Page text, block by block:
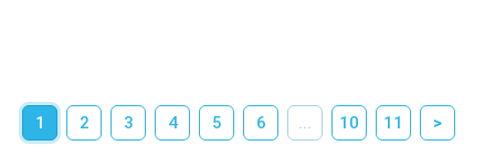
1 2 3 4 5 6 ... 10 11 >